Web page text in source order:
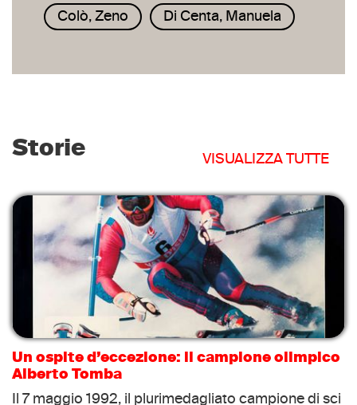
Colò, Zeno Di Centa, Manuela
Storie VISUALIZZA TUTTE
Un ospite d’eccezione: il campione olimpico
Alberto Tomba
Il 7 maggio 1992, il plurimedagliato campione di sci